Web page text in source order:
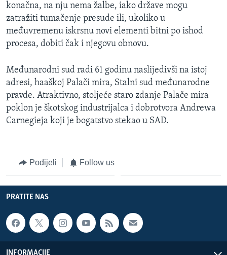
konačna, na nju nema žalbe, iako države mogu
zatražiti tumačenje presude ili, ukoliko u
međuvremenu iskrsnu novi elementi bitni po ishod
procesa, dobiti čak i njegovu obnovu.
Međunarodni sud radi 61 godinu naslijedivši na istoj
adresi, haaškoj Palači mira, Stalni sud međunarodne
pravde. Atraktivno, stoljeće staro zdanje Palače mira
poklon je škotskog industrijalca i dobrotvora Andrewa
Carnegieja koji je bogatstvo stekao u SAD.
Podijeli Follow us
PRATITE NAS
INFORMACIJE